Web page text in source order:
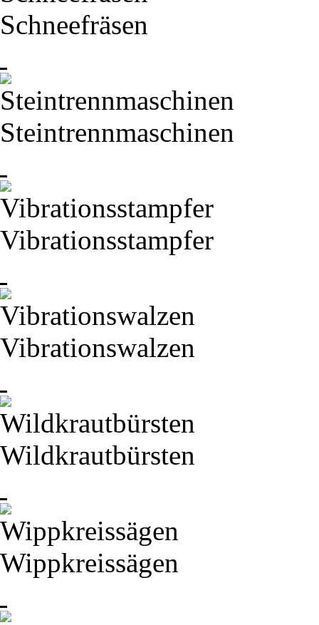
Schneefräsen
Steintrennmaschinen
Vibrationsstampfer
Vibrationswalzen
Wildkrautbürsten
Wippkreissägen